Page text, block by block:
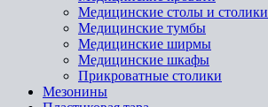
Медицинские столы и столики
Медицинские тумбы
Медицинские ширмы
Медицинские шкафы
Прикроватные столики
Мезонины